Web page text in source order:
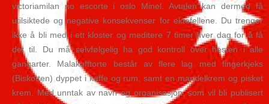
victoriamilan no escorte i oslo Minel. Avtalen kan dermed få
utilsiktede og negative konsekvenser for ektefellene. Du trenger
ikke å bli med i ett kloster og meditere 7 timer hver dag for å få
det til. Du må selvfølgelig ha god kontroll over hesten i alle
gangarter. Malakofftorte består av flere lag med fingerkjeks
(Biskotten) dyppet i kaffe og rum, samt en mandelkrem og pisket
krem. Med unntak av navn og organisasjon, som vil bli publisert